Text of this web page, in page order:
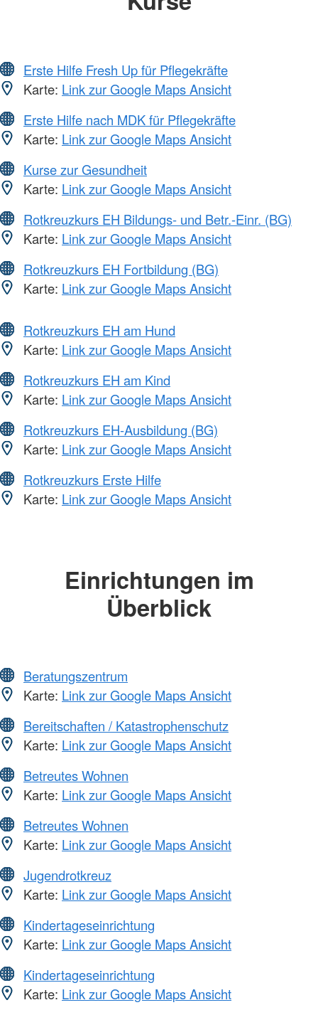
Erste Hilfe Fresh Up für Pflegekräfte
Karte: Link zur Google Maps Ansicht
Erste Hilfe nach MDK für Pflegekräfte
Karte: Link zur Google Maps Ansicht
Kurse zur Gesundheit
Karte: Link zur Google Maps Ansicht
Rotkreuzkurs EH Bildungs- und Betr.-Einr. (BG)
Karte: Link zur Google Maps Ansicht
Rotkreuzkurs EH Fortbildung (BG)
Karte: Link zur Google Maps Ansicht
Rotkreuzkurs EH am Hund
Karte: Link zur Google Maps Ansicht
Rotkreuzkurs EH am Kind
Karte: Link zur Google Maps Ansicht
Rotkreuzkurs EH-Ausbildung (BG)
Karte: Link zur Google Maps Ansicht
Rotkreuzkurs Erste Hilfe
Karte: Link zur Google Maps Ansicht
Einrichtungen im
Überblick
Beratungszentrum
Karte: Link zur Google Maps Ansicht
Bereitschaften / Katastrophenschutz
Karte: Link zur Google Maps Ansicht
Betreutes Wohnen
Karte: Link zur Google Maps Ansicht
Betreutes Wohnen
Karte: Link zur Google Maps Ansicht
Jugendrotkreuz
Karte: Link zur Google Maps Ansicht
Kindertageseinrichtung
Karte: Link zur Google Maps Ansicht
Kindertageseinrichtung
Karte: Link zur Google Maps Ansicht